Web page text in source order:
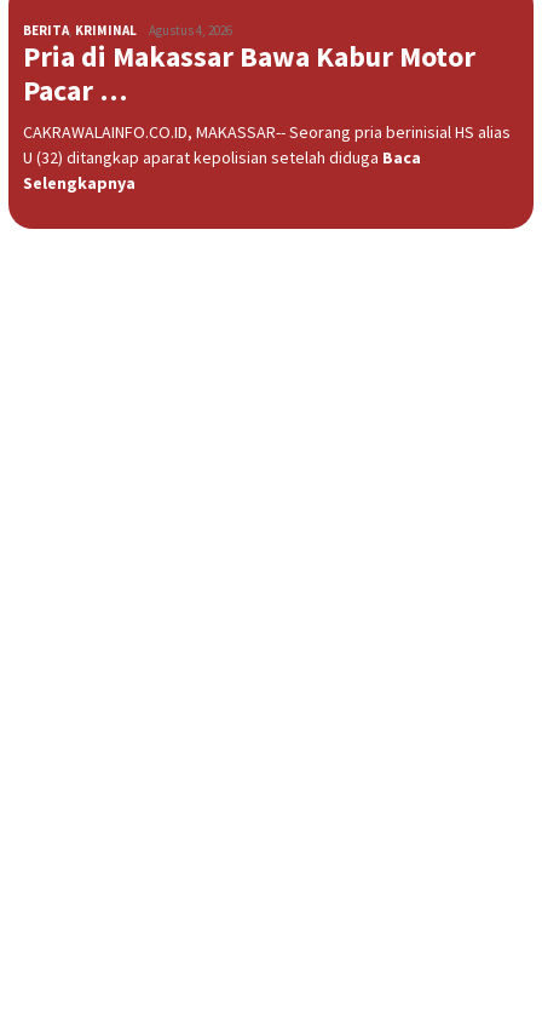
BERITA, KRIMINAL Agustus 4, 2026
Pria di Makassar Bawa Kabur Motor
Pacar …
CAKRAWALAINFO.CO.ID, MAKASSAR-- Seorang pria berinisial HS alias
U (32) ditangkap aparat kepolisian setelah diduga Baca
Selengkapnya